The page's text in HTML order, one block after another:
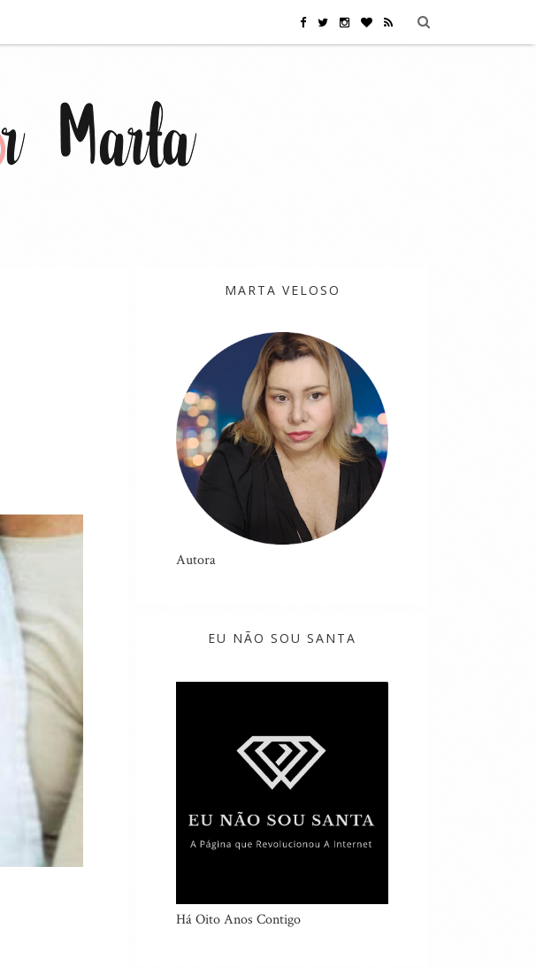
MARTA VELOSO
Autora
EU NÃO SOU SANTA
Há Oito Anos Contigo